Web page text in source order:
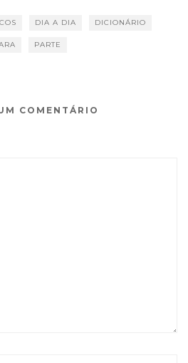
DIA A DIA DICIONÁRIO
PARTE
COMENTÁRIO